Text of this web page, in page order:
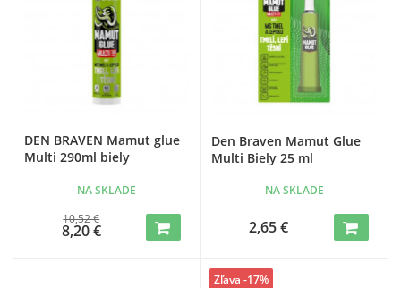
DEN BRAVEN Mamut glue
Multi 290ml biely
NA SKLADE
10,52 €
8,20 €
Den Braven Mamut Glue
Multi Biely 25 ml
NA SKLADE
2,65 €
Zľava -17%